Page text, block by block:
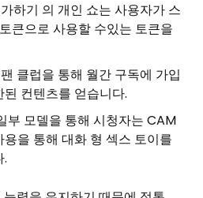
하기 의 개인 쇼는 사용자가 스
큰으로 사용할 수있는 토큰을
클럽을 통해 월간 구독에 가입
컨텐츠를 얻습니다.
부 모델을 통해 시청자는 CAM
을 통해 대화 형 섹스 토이를
.